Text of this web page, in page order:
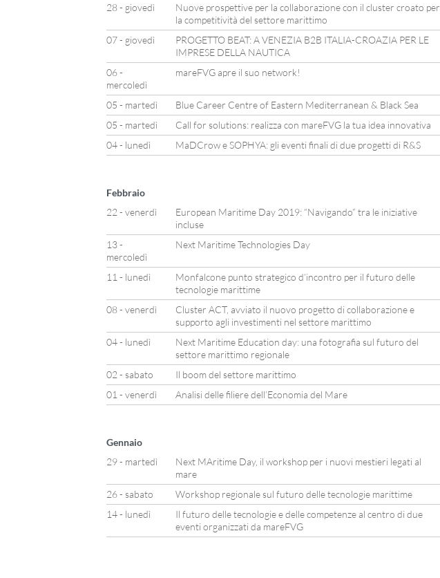
28 - giovedì
Nuove prospettive per la collaborazione con il cluster croato per
la competitività del settore marittimo
07 - giovedì
PROGETTO BEAT: A VENEZIA B2B ITALIA-CROAZIA PER LE
IMPRESE DELLA NAUTICA
06 -
mercoledì
mareFVG apre il suo network!
05 - martedì
Blue Career Centre of Eastern Mediterranean & Black Sea
05 - martedì
Call for solutions: realizza con mareFVG la tua idea innovativa
04 - lunedì
MaDCrow e SOPHYA: gli eventi finali di due progetti di R&S
Febbraio
22 - venerdì
European Maritime Day 2019: “Navigando” tra le iniziative
incluse
13 -
mercoledì
Next Maritime Technologies Day
11 - lunedì
Monfalcone punto strategico d’incontro per il futuro delle
tecnologie marittime
08 - venerdì
Cluster ACT, avviato il nuovo progetto di collaborazione e
supporto agli investimenti nel settore marittimo
04 - lunedì
Next Maritime Education day: una fotografia sul futuro del
settore marittimo regionale
02 - sabato
Il boom del settore marittimo
01 - venerdì
Analisi delle filiere dell’Economia del Mare
Gennaio
29 - martedì
Next MAritime Day, il workshop per i nuovi mestieri legati al
mare
26 - sabato
Workshop regionale sul futuro delle tecnologie marittime
14 - lunedì
Il futuro delle tecnologie e delle competenze al centro di due
eventi organizzati da mareFVG